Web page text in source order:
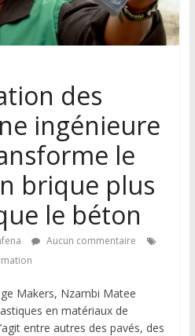
des
ingénieure
le
brique plus
le béton
Aucun commentaire
Makers, Nzambi Matee
en matériaux de
entre autres des pavés, des